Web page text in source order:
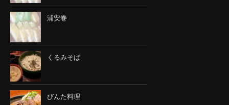
浦安巻
くるみそば
びんた料理